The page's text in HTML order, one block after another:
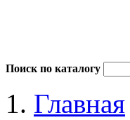
Поиск по каталогу
Главная